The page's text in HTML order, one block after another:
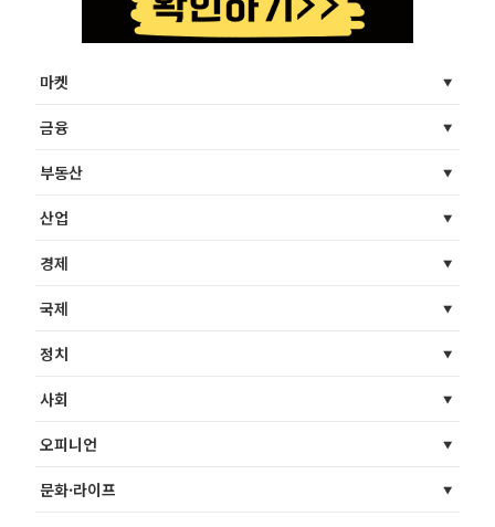
마켓
금융
부동산
산업
경제
국제
정치
사회
오피니언
문화·라이프